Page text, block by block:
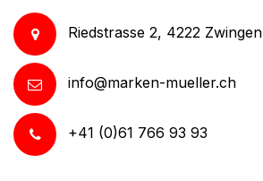
Riedstrasse 2, 4222 Zwingen
info@marken-mueller.ch
+41 (0)61 766 93 93